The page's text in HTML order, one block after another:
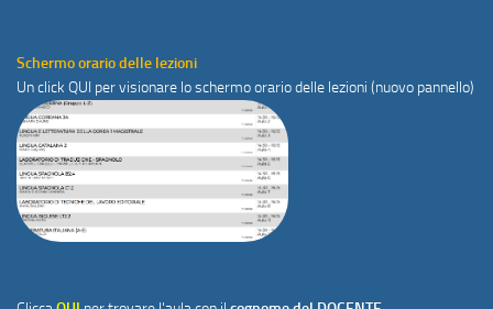
Schermo orario delle lezioni
Un click QUI per visionare lo schermo orario delle lezioni (nuovo pannello)